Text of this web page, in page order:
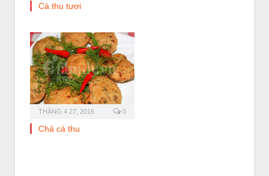
Cá thu tươi
THÁNG 4 27, 2016 0
Chả cá thu